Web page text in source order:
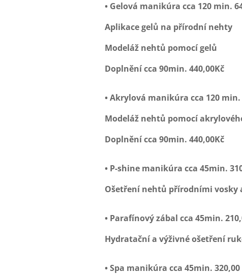
• Gelová manikúra cca 120 min.
Aplikace gelů na přírodní nehty
Modeláž nehtů pomocí gelů
Doplnění cca 90min. 440,00Kč
• Akrylová manikúra cca 120 min.
Modeláž nehtů pomocí
Doplnění cca 90min. 440,00Kč
• P-shine manikúra cca 45min.
Ošetření nehtů přírodními vosky
• Parafínový zábal cca 45min.
Hydratační a výživné ošetření
• Spa manikúra cca 45min. 320,00